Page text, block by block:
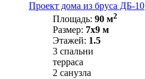
Проект дома из бруса ДБ-10
Площадь: 90 м2
Размер: 7х9 м
Этажей: 1.5
3 спальни
терраса
2 санузла